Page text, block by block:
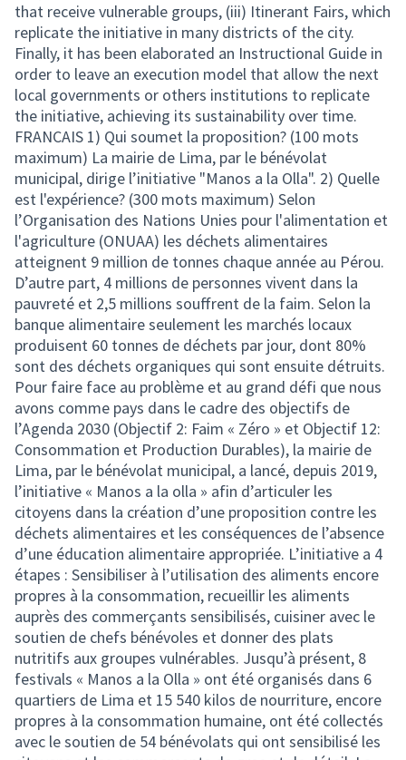
that receive vulnerable groups, (iii) Itinerant Fairs, which
replicate the initiative in many districts of the city.
Finally, it has been elaborated an Instructional Guide in
order to leave an execution model that allow the next
local governments or others institutions to replicate
the initiative, achieving its sustainability over time.
FRANCAIS 1) Qui soumet la proposition? (100 mots
maximum) La mairie de Lima, par le bénévolat
municipal, dirige l’initiative "Manos a la Olla". 2) Quelle
est l'expérience? (300 mots maximum) Selon
l’Organisation des Nations Unies pour l'alimentation et
l'agriculture (ONUAA) les déchets alimentaires
atteignent 9 million de tonnes chaque année au Pérou.
D’autre part, 4 millions de personnes vivent dans la
pauvreté et 2,5 millions souffrent de la faim. Selon la
banque alimentaire seulement les marchés locaux
produisent 60 tonnes de déchets par jour, dont 80%
sont des déchets organiques qui sont ensuite détruits.
Pour faire face au problème et au grand défi que nous
avons comme pays dans le cadre des objectifs de
l’Agenda 2030 (Objectif 2: Faim « Zéro » et Objectif 12:
Consommation et Production Durables), la mairie de
Lima, par le bénévolat municipal, a lancé, depuis 2019,
l’initiative « Manos a la olla » afin d’articuler les
citoyens dans la création d’une proposition contre les
déchets alimentaires et les conséquences de l’absence
d’une éducation alimentaire appropriée. L’initiative a 4
étapes : Sensibiliser à l’utilisation des aliments encore
propres à la consommation, recueillir les aliments
auprès des commerçants sensibilisés, cuisiner avec le
soutien de chefs bénévoles et donner des plats
nutritifs aux groupes vulnérables. Jusqu’à présent, 8
festivals « Manos a la Olla » ont été organisés dans 6
quartiers de Lima et 15 540 kilos de nourriture, encore
propres à la consommation humaine, ont été collectés
avec le soutien de 54 bénévolats qui ont sensibilisé les